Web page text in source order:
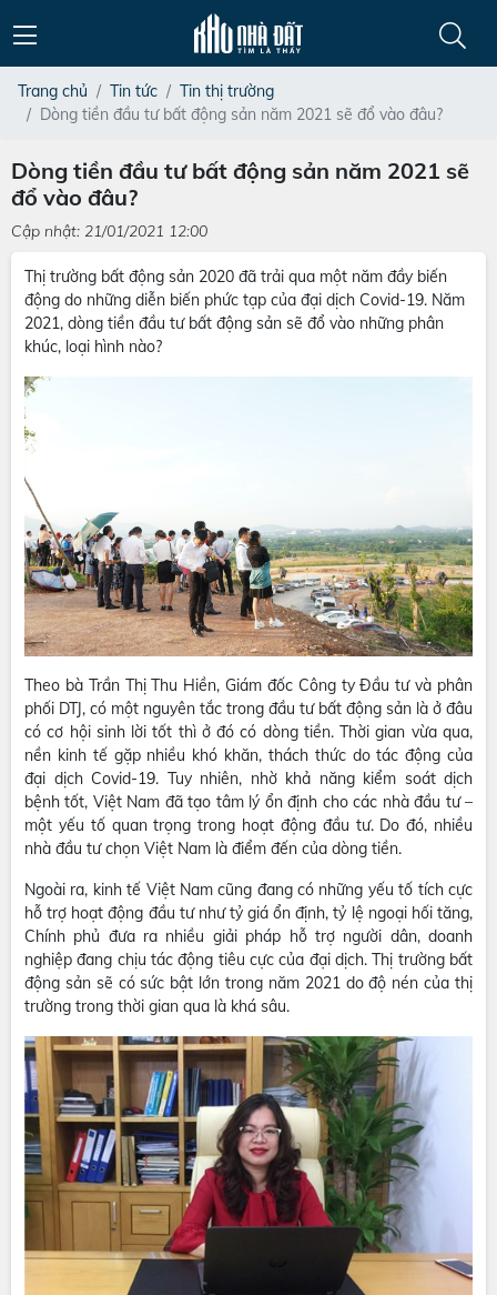
Trang chủ Tin tức
Tin thị trường
Dòng tiền đầu tư bất động sản năm 2021 sẽ đổ vào đâu?
Dòng tiền đầu tư bất động sản năm 2021 sẽ
đổ vào đâu?
Cập nhật: 21/01/2021 12:00
Thị trường bất động sản 2020 đã trải qua một năm đầy biến
động do những diễn biến phức tạp của đại dịch Covid-19. Năm
2021, dòng tiền đầu tư bất động sản sẽ đổ vào những phân
khúc, loại hình nào?
Theo bà Trần Thị Thu Hiền, Giám đốc Công ty Đầu tư và phân
phối DTJ, có một nguyên tắc trong đầu tư bất động sản là ở đâu
có cơ hội sinh lời tốt thì ở đó có dòng tiền. Thời gian vừa qua,
nền kinh tế gặp nhiều khó khăn, thách thức do tác động của
đại dịch Covid-19. Tuy nhiên, nhờ khả năng kiểm soát dịch
bệnh tốt, Việt Nam đã tạo tâm lý ổn định cho các nhà đầu tư –
một yếu tố quan trọng trong hoạt động đầu tư. Do đó, nhiều
nhà đầu tư chọn Việt Nam là điểm đến của dòng tiền.
Ngoài ra, kinh tế Việt Nam cũng đang có những yếu tố tích cực
hỗ trợ hoạt động đầu tư như tỷ giá ổn định, tỷ lệ ngoại hối tăng,
Chính phủ đưa ra nhiều giải pháp hỗ trợ người dân, doanh
nghiệp đang chịu tác động tiêu cực của đại dịch. Thị trường bất
động sản sẽ có sức bật lớn trong năm 2021 do độ nén của thị
trường trong thời gian qua là khá sâu.